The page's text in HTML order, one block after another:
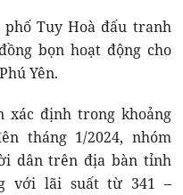
phố Tuy Hoà đấu tranh
bọn hoạt động cho
Yên.
xác định trong khoảng
tháng 1/2024, nhóm
dân trên địa bàn tỉnh
với lãi suất từ 341 –